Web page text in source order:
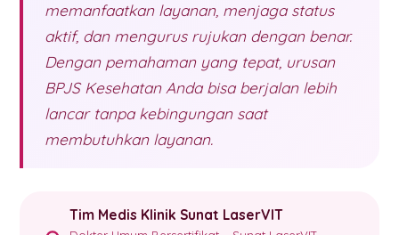
memanfaatkan layanan, menjaga status
aktif, dan mengurus rujukan dengan benar.
Dengan pemahaman yang tepat, urusan
BPJS Kesehatan Anda bisa berjalan lebih
lancar tanpa kebingungan saat
membutuhkan layanan.
Tim Medis Klinik Sunat LaserVIT